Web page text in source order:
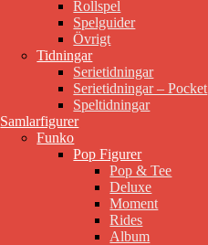
Rollspel
Spelguider
Övrigt
Tidningar
Serietidningar
Serietidningar – Pocket
Speltidningar
Samlarfigurer
Funko
Pop Figurer
Pop & Tee
Deluxe
Moment
Rides
Album